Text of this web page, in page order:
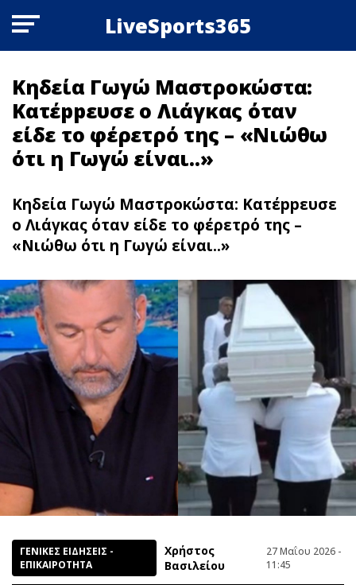
LiveSports365
Κηδεία Γωγώ Μαστροκώστα:
Κατέppευσε ο Λιάγκας όταν
είδε το φέρετρό της – «Νιώθω
ότι η Γωγώ είναι..»
Κηδεία Γωγώ Μαστροκώστα: Κατέppευσε
ο Λιάγκας όταν είδε το φέρετρό της –
«Νιώθω ότι η Γωγώ είναι..»
ΓΕΝΙΚΕΣ ΕΙΔΗΣΕΙΣ -
ΕΠΙΚΑΙΡΟΤΗΤΑ
Χρήστος
Βασιλείου
27 Μαΐου 2026 -
11:45